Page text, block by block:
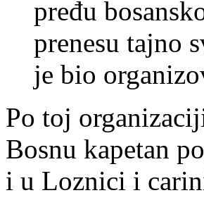
pređu
prenesu tajno
je bio
Po toj
Bosnu kapetan
i u Loznici i